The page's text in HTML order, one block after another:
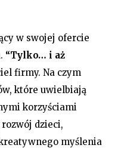
w swojej ofercie
“Tylko… i aż
firmy. Na czym
które uwielbiają
korzyściami
dzieci,
myślenia